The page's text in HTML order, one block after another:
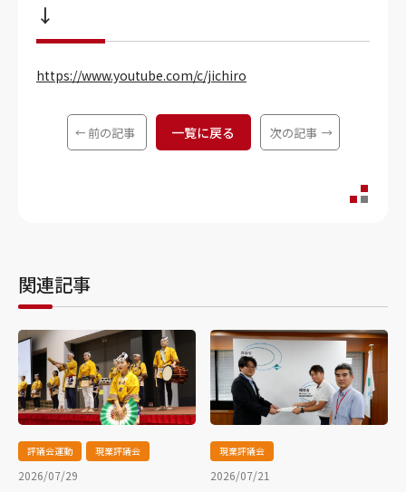
↓
https://www.youtube.com/c/jichiro
前の記事 一覧に戻る 次の記事
関連記事
評議会運動 現業評議会
2026/07/29
現業評議会
2026/07/21